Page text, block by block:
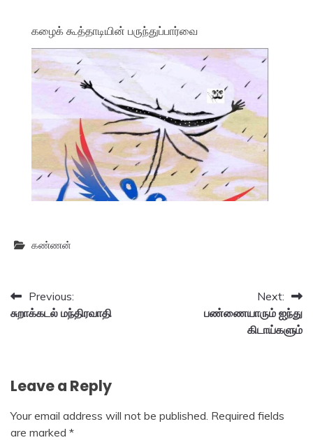
கழைக் கூத்தாடியின் பருந்துப்பார்வை
கண்ணன்
Post
navigation
Previous:
சுறாக்கடல் மந்திரவாதி
Next:
பண்ணையாரும் ஐந்து
கிடாய்களும்
Leave a Reply
Your email address will not be published. Required fields
are marked *